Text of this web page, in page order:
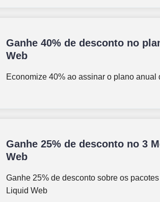
Ganhe 40% de desconto no
Web
Economize 40% ao assinar o plano anual
Ganhe 25% de desconto no 3
Web
Ganhe 25% de desconto sobre os
Liquid Web